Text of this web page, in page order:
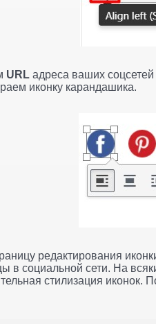
URL адреса ваших
иконку карандашика.
редактирования
в социальной сети. На
стилизация